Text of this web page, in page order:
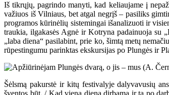
Iš tikrųjų, pagrindo manyti, kad keliaujame į
važiuos iš Vilniaus, bet atgal negrįš – pasiliks
programos kūrinėlių sistemingai išanalizuoti ir
traukia, ilgakasės Agnė ir Kotryna padainuoja su
„laba diena“ pasilabint, prie ko, šimtą metų
rūpestingumu parinktas ekskursijas po Plungės ir
Šėlsmą pakurstė ir kitų festivalyje dalyvavusių